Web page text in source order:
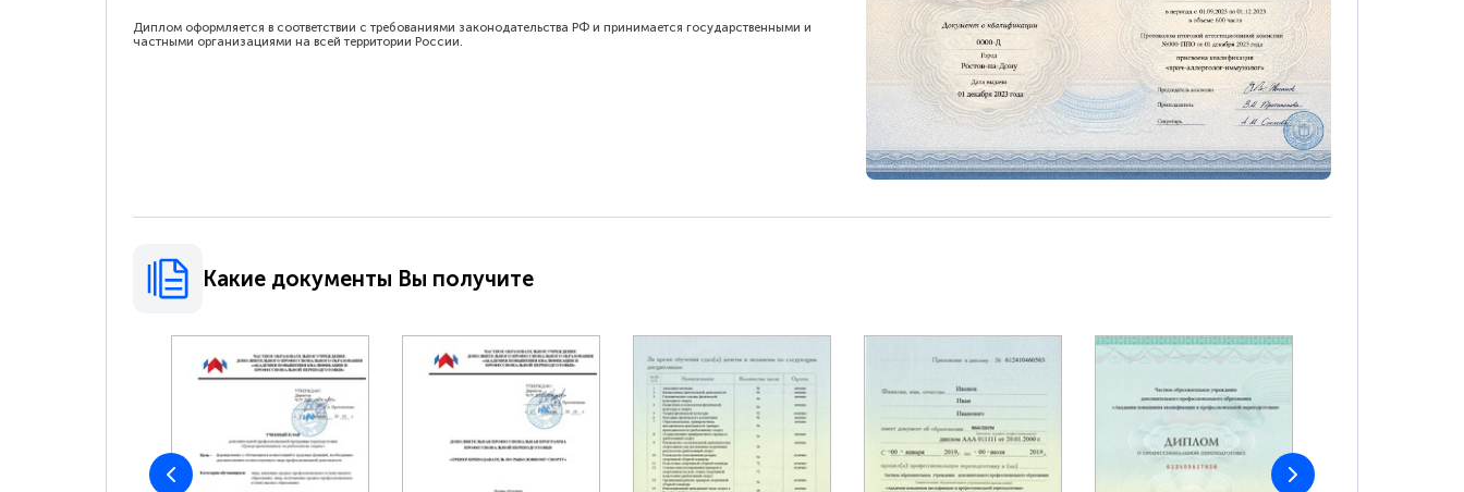
Диплом оформляется в соответствии с требованиями законодательства РФ и принимается государственными и
частными организациями на всей территории России.
Какие документы Вы получите